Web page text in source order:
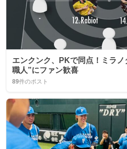
エンクンク、PKで同点！ミラ
職人”にファン歓喜
89件のポスト